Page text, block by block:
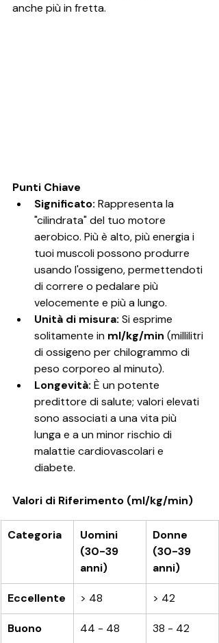
anche più in fretta.
Punti Chiave
Significato: Rappresenta la
"cilindrata" del tuo motore
aerobico. Più è alto, più energia i
tuoi muscoli possono produrre
usando l'ossigeno, permettendoti
di correre o pedalare più
velocemente e più a lungo.
Unità di misura: Si esprime
solitamente in ml/kg/min (millilitri
di ossigeno per chilogrammo di
peso corporeo al minuto).
Longevità: È un potente
predittore di salute; valori elevati
sono associati a una vita più
lunga e a un minor rischio di
malattie cardiovascolari e
diabete.
Valori di Riferimento (ml/kg/min)
Categoria
Uomini
(30-39
anni)
Donne
(30-39
anni)
Eccellente > 48 > 42
Buono 44 - 48 38 - 42